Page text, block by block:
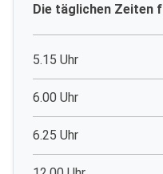
Die täglichen Zeiten
5.15 Uhr
6.00 Uhr
6.25 Uhr